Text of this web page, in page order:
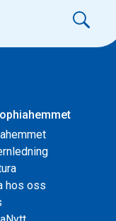
hos oss